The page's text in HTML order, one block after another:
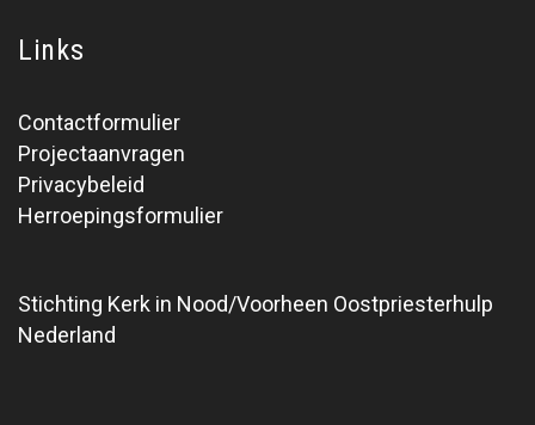
Links
Contactformulier
Projectaanvragen
Privacybeleid
Herroepingsformulier
Stichting Kerk in Nood/Voorheen Oostpriesterhulp
Nederland